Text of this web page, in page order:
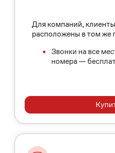
Для компаний,
расположены в том же
Звонки на все
номера —